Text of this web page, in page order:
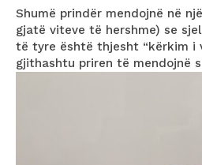
Shumë prindër mendojnë në
gjatë viteve të hershme) se
të tyre është thjesht “kërkim i
gjithashtu priren të mendojnë